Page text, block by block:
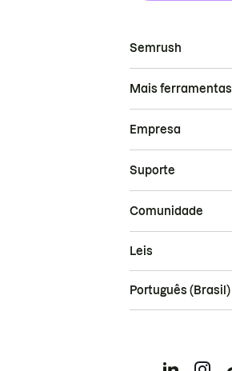
Semrush
Mais ferramentas
Empresa
Suporte
Comunidade
Leis
Português (Brasil)